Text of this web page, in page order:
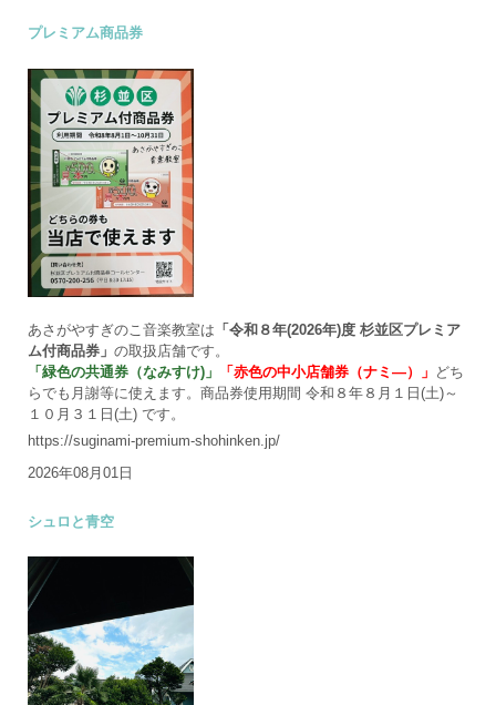
プレミアム商品券
あさがやすぎのこ音楽教室は 「令和８年(2026年)度 杉並区プレミア
ム付商品券」 の取扱店舗です。
「緑色の共通券（なみすけ)」
「赤色の中小店舗券（ナミ―）」 どち
らでも月謝等に使えます。商品券使用期間 令和８年８月１日(土)～
１０月３１日(土) です。
https://suginami-premium-shohinken.jp/
2026年08月01日
シュロと青空